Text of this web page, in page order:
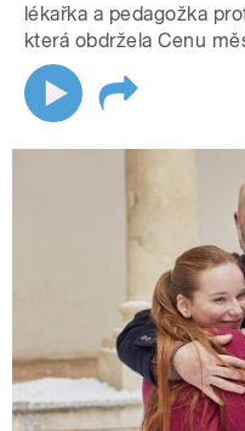
lékařka a pedagožka
která obdržela Cenu